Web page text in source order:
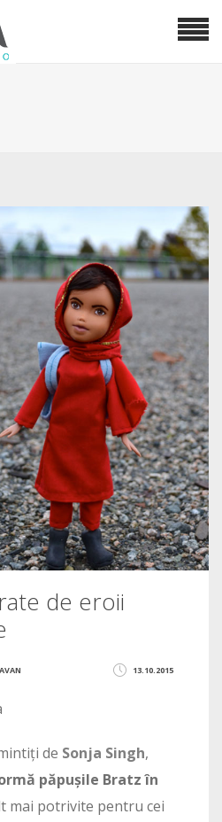
de eroii
13.10.2015
de Sonja Singh,
păpușile Bratz în
mai potrivite pentru cei